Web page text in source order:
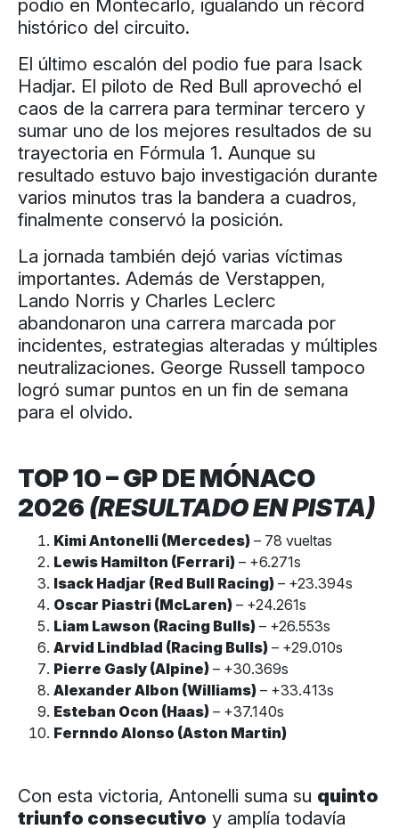
podio en Montecarlo, igualando un récord
histórico del circuito.
El último escalón del podio fue para Isack
Hadjar. El piloto de Red Bull aprovechó el
caos de la carrera para terminar tercero y
sumar uno de los mejores resultados de su
trayectoria en Fórmula 1. Aunque su
resultado estuvo bajo investigación durante
varios minutos tras la bandera a cuadros,
finalmente conservó la posición.
La jornada también dejó varias víctimas
importantes. Además de Verstappen,
Lando Norris y Charles Leclerc
abandonaron una carrera marcada por
incidentes, estrategias alteradas y múltiples
neutralizaciones. George Russell tampoco
logró sumar puntos en un fin de semana
para el olvido.
TOP 10 – GP DE MÓNACO
2026 (RESULTADO EN PISTA)
Kimi Antonelli (Mercedes) – 78 vueltas
Lewis Hamilton (Ferrari) – +6.271s
Isack Hadjar (Red Bull Racing) – +23.394s
Oscar Piastri (McLaren) – +24.261s
Liam Lawson (Racing Bulls) – +26.553s
Arvid Lindblad (Racing Bulls) – +29.010s
Pierre Gasly (Alpine) – +30.369s
Alexander Albon (Williams) – +33.413s
Esteban Ocon (Haas) – +37.140s
Fernndo Alonso (Aston Martin)
Con esta victoria, Antonelli suma su quinto
triunfo consecutivo y amplía todavía